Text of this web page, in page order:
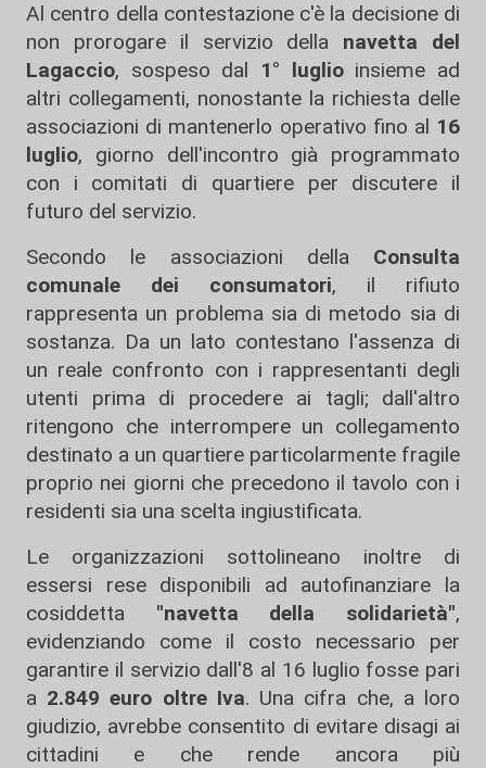
Al centro della contestazione c'è la decisione di
non prorogare il servizio della navetta del
Lagaccio, sospeso dal 1° luglioinsieme ad
altri collegamenti, nonostante la richiesta delle
associazioni di mantenerlo operativo fino al 16
luglio, giorno dell'incontro già programmato
con i comitati di quartiere per discutere il
futuro del servizio.
Secondo le associazioni della Consulta
comunale dei consumatori, il rifiuto
rappresenta un problema sia di metodo sia di
sostanza. Da un lato contestano l'assenza di
un reale confronto con i rappresentanti degli
utenti prima di procedere ai tagli; dall'altro
ritengono che interrompere un collegamento
destinato a un quartiere particolarmente fragile
proprio nei giorni che precedono il tavolo con i
residenti sia una scelta ingiustificata.
Le organizzazioni sottolineano inoltre di
essersi rese disponibili ad autofinanziare la
cosiddetta "navetta della solidarietà",
evidenziando come il costo necessario per
garantire il servizio dall'8 al 16 luglio fosse pari
a 2.849 euro oltre Iva. Una cifra che, a loro
giudizio, avrebbe consentito di evitare disagi ai
cittadini e che rende ancora più